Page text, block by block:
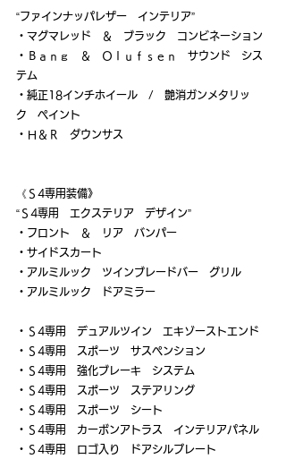
“ファインナッパレザー　インテリア”
・マグマレッド　＆　ブラック　コンビネーション
・Ｂａｎｇ　＆　Ｏｌｕｆｓｅｎ　サウンド　シス
テム
・純正18インチホイール　/　艶消ガンメタリッ
ク　ペイント
・Ｈ＆Ｒ　ダウンサス
《Ｓ4専用装備》
“Ｓ4専用　エクステリア　デザイン”
・フロント　＆　リア　バンパー
・サイドスカート
・アルミルック　ツインブレードバー　グリル
・アルミルック　ドアミラー
・Ｓ4専用　デュアルツイン　エキゾーストエンド
・Ｓ4専用　スポーツ　サスペンション
・Ｓ4専用　強化ブレーキ　システム
・Ｓ4専用　スポーツ　ステアリング
・Ｓ4専用　スポーツ　シート
・Ｓ4専用　カーボンアトラス　インテリアパネル
・Ｓ4専用　ロゴ入り　ドアシルプレート